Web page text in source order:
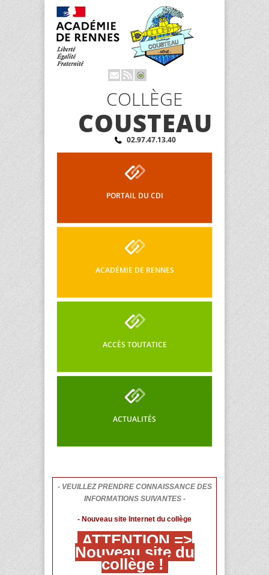
COLLÈGE
COUSTEAU
02.97.47.13.40
PORTAIL DU CDI
ACADÉMIE DE RENNES
ACCÈS TOUTATICE
ACTUALITÉS
- VEUILLEZ PRENDRE CONNAISSANCE DES
INFORMATIONS SUIVANTES -
- Nouveau site Internet du collège
ATTENTION =>
Nouveau site du
collège !